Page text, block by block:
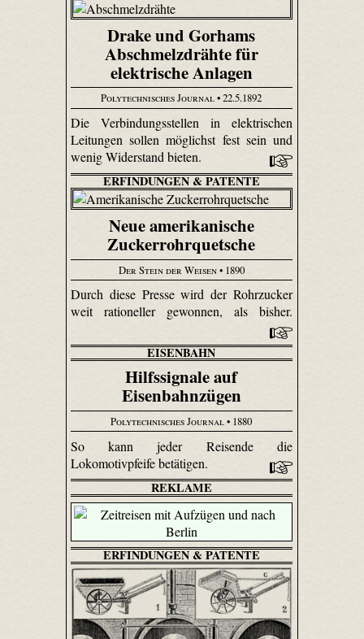
Drake und Gorhams
Abschmelzdrähte für
elektrische Anlagen
Polytechnisches Journal• 22.5.1892
Die Verbindungsstellen in elektrischen
Leitungen sollen möglichst fest sein und
wenig Widerstand bieten.
ERFINDUNGEN & PATENTE
Neue amerikanische
Zuckerrohrquetsche
Der Stein der Weisen• 1890
Durch diese Presse wird der Rohrzucker
weit rationeller gewonnen, als bisher.
EISENBAHN
Hilfssignale auf
Eisenbahnzügen
Polytechnisches Journal• 1880
So kann jeder Reisende die
Lokomotivpfeife betätigen.
REKLAME
ERFINDUNGEN & PATENTE